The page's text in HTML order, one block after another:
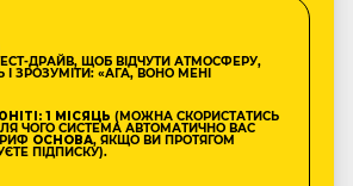
ДРАЙВ, ЩОБ ВІДЧУТИ АТМОСФЕРУ,
І ЗРОЗУМІТИ: «АГА, ВОНО МЕНІ
1 МІСЯЦЬ (МОЖНА СКОРИСТАТИСЬ
ЧОГО СИСТЕМА АВТОМАТИЧНО ВАС
ОСНОВА, ЯКЩО ВИ ПРОТЯГОМ
ПІДПИСКУ).